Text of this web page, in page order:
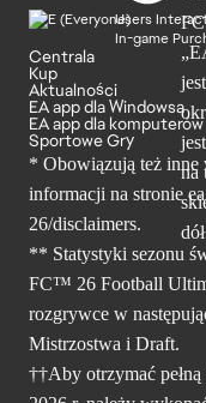
Users
In-game
Centrala
Kup
Aktualności
EA app dla Windowsa
EA app dla
Sportowe Gry
* Obowiązują też inne
informacji na stronie
26/disclaimers.
** Statystyki sezonu
FC™ 26 Football
rozgrywce w
Mistrzostwa i Draft.
††Aby otrzymać